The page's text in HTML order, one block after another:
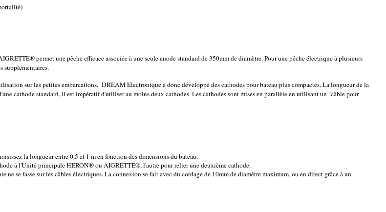
permet une pêche efficace associée à une seule anode standard de 350mm de diamètre. Pour une pêche électrique à plusieurs
supplémentaires.
sur les petites embarcations. DREAM Electronique a donc développé des cathodes pour bateau plus compactes. La longueur de la
cathode standard, il est impératif d'utiliser au moins deux cathodes. Les cathodes sont mises en parallèle en utilisant un "câble pour
la longueur entre 0.5 et 1 m en fonction des dimensions du bateau.
à l'Unité principale HERON® ou AIGRETTE®, l'autre pour relier une deuxième cathode.
se fasse sur les câbles électriques. La connexion se fait avec du cordage de 10mm de diamètre maximum, ou en direct grâce à un